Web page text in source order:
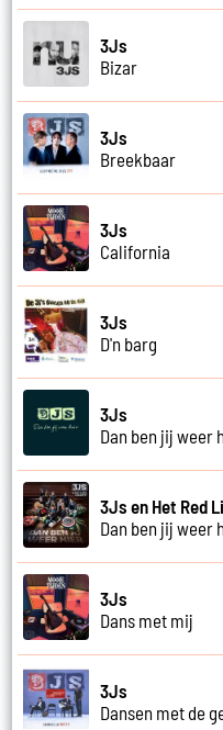
3Js
Bizar
3Js
Breekbaar
3Js
California
3Js
D'n barg
3Js
Dan ben jij weer
3Js en Het Red
Dan ben jij weer
3Js
Dans met mij
3Js
Dansen met de